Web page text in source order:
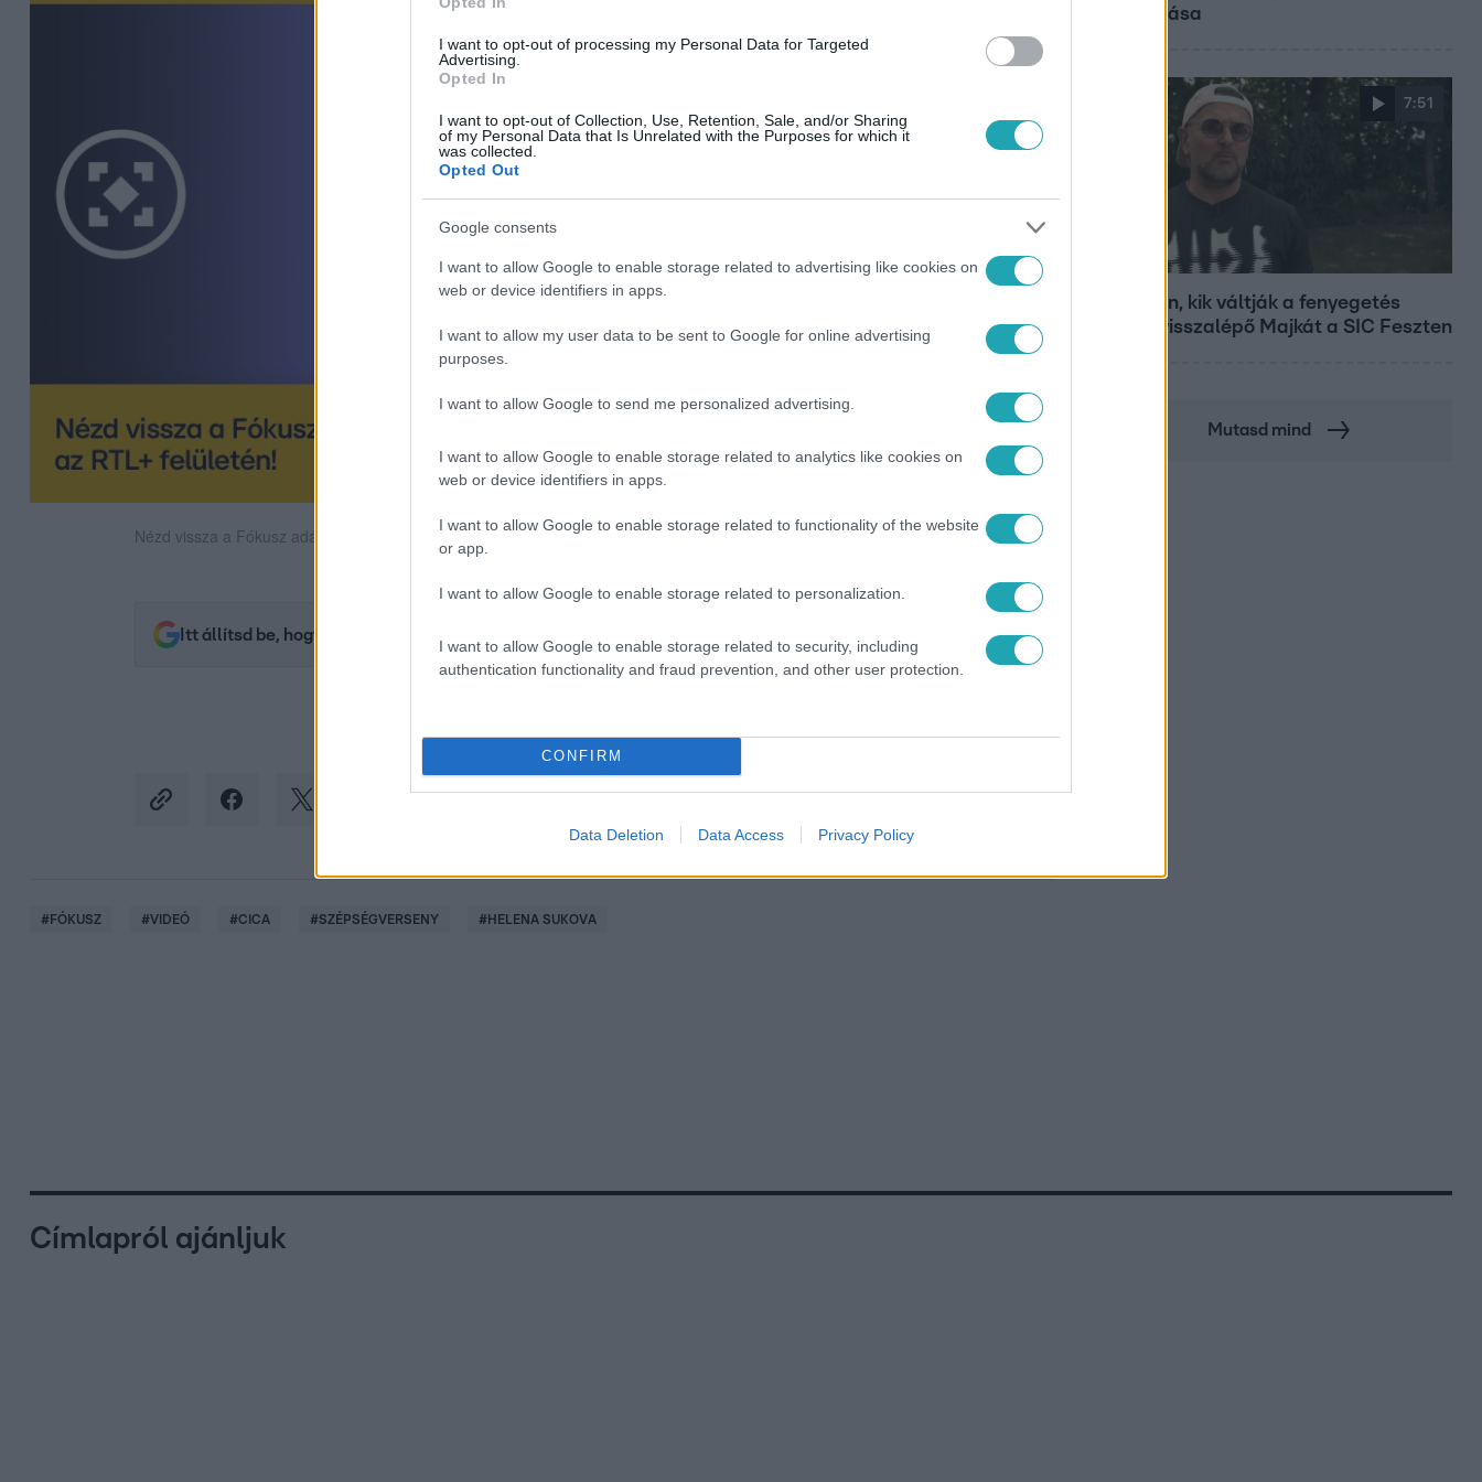
I want to opt-out of processing my Personal Data for Targeted
Advertising.
Opted In
I want to opt-out of Collection, Use, Retention, Sale, and/or Sharing
of my Personal Data that Is Unrelated with the Purposes for which it
was collected.
Opted Out
Google consents
I want to allow Google to enable storage related to advertising like cookies on
web or device identifiers in apps.
I want to allow my user data to be sent to Google for online advertising
purposes.
I want to allow Google to send me personalized advertising.
I want to allow Google to enable storage related to analytics like cookies on
web or device identifiers in apps.
I want to allow Google to enable storage related to functionality of the website
or app.
I want to allow Google to enable storage related to personalization.
I want to allow Google to enable storage related to security, including
authentication functionality and fraud prevention, and other user protection.
CONFIRM
Data Deletion Data Access Privacy Policy
Nézd vissza a Fókusz adásait az RTL+-on!
Itt állítsd be, hogy az RTL.hu az elsők között legyen a Google-találatokban!
#FÓKUSZ #VIDEÓ #CICA #SZÉPSÉGVERSENY #HELENA SUKOVA
diplomása
7:51
Megvan, kik váltják a fenyegetés
miatt visszalépő Majkát a SIC Feszten
Mutasd mind
Címlapról ajánljuk